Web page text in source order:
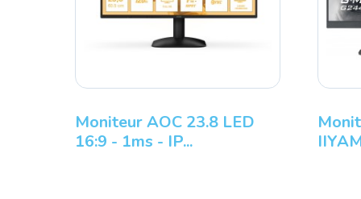
Moniteur AOC 23.8 LED
16:9 - 1ms - IP...